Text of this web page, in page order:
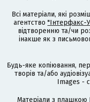
Всі матеріали, які
агентство "Інтерфакс-
відтворенню та/чи
інакше як з
Будь-яке копіювання,
творів та/або
Images -
Матеріали з